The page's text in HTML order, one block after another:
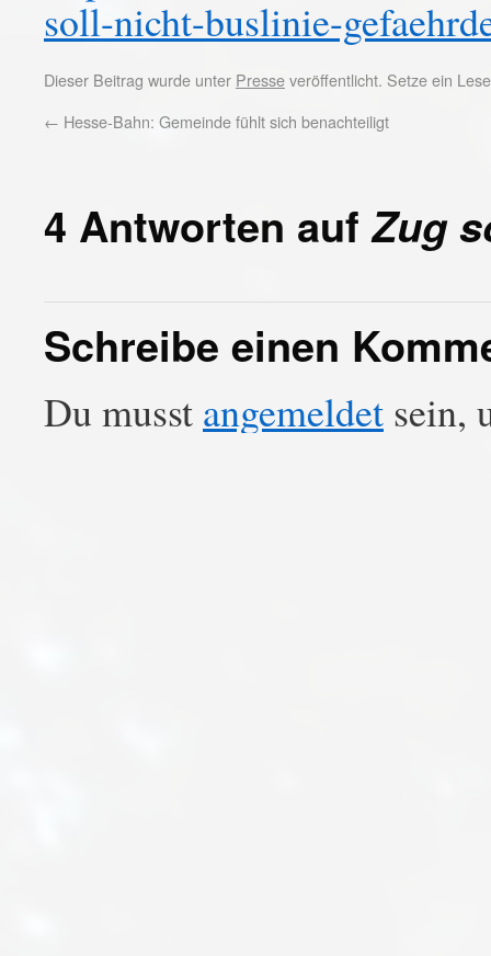
soll-nicht-buslinie-
Dieser Beitrag wurde unter Presseveröffentlicht. Setze ein
← Hesse-Bahn: Gemeinde fühlt sich benachteiligt
4 Antworten aufZug
Schreibe einen
Du musst angemeldet sein,